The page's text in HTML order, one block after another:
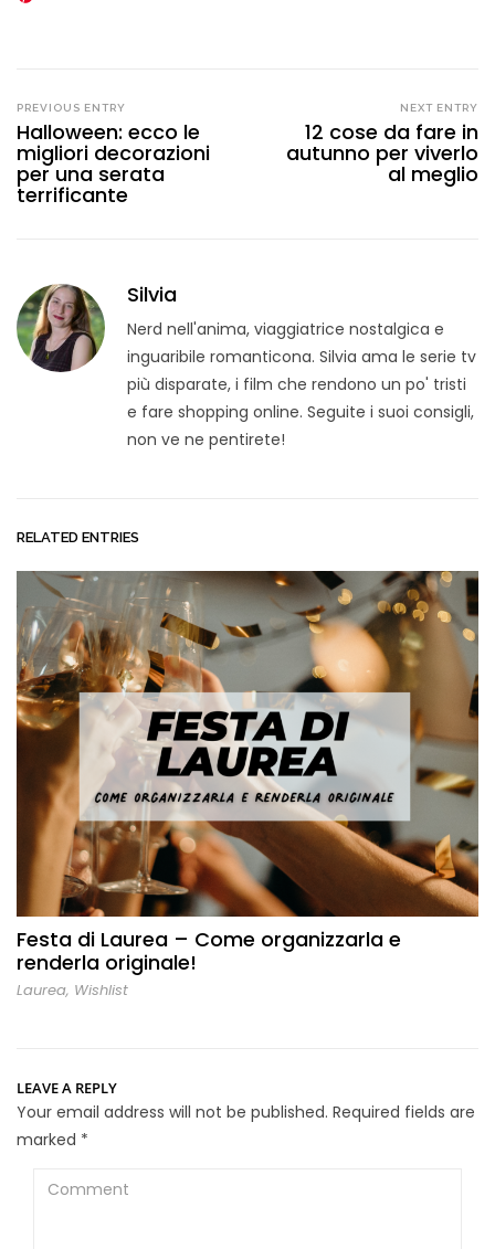
PREVIOUS ENTRY
Halloween: ecco le
migliori decorazioni
per una serata
terrificante
NEXT ENTRY
12 cose da fare in
autunno per viverlo
al meglio
Silvia
Nerd nell'anima, viaggiatrice nostalgica e
inguaribile romanticona. Silvia ama le serie tv
più disparate, i film che rendono un po' tristi
e fare shopping online. Seguite i suoi consigli,
non ve ne pentirete!
RELATED ENTRIES
Festa di Laurea – Come organizzarla e
renderla originale!
Laurea, Wishlist
LEAVE A REPLY
Your email address will not be published. Required fields are
marked *
Comment